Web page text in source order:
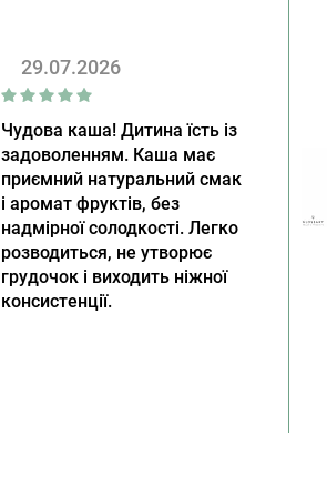
29.07.2026
Чудова каша! Дитина їсть із
задоволенням. Каша має
приємний натуральний смак
і аромат фруктів, без
надмірної солодкості. Легко
розводиться, не утворює
грудочок і виходить ніжної
консистенції.